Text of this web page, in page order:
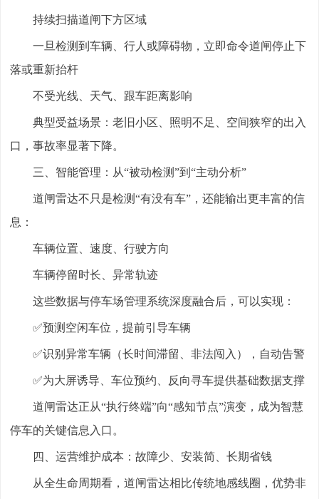
持续扫描道闸下方区域
一旦检测到车辆、行人或障碍物，立即命令道闸停止下
落或重新抬杆
不受光线、天气、跟车距离影响
典型受益场景：老旧小区、照明不足、空间狭窄的出入
口，事故率显著下降。
三、智能管理：从“被动检测”到“主动分析”
道闸雷达不只是检测“有没有车”，还能输出更丰富的信
息：
车辆位置、速度、行驶方向
车辆停留时长、异常轨迹
这些数据与停车场管理系统深度融合后，可以实现：
✅预测空闲车位，提前引导车辆
✅识别异常车辆（长时间滞留、非法闯入），自动告警
✅为大屏诱导、车位预约、反向寻车提供基础数据支撑
道闸雷达正从“执行终端”向“感知节点”演变，成为智慧
停车的关键信息入口。
四、运营维护成本：故障少、安装简、长期省钱
从全生命周期看，道闸雷达相比传统地感线圈，优势非